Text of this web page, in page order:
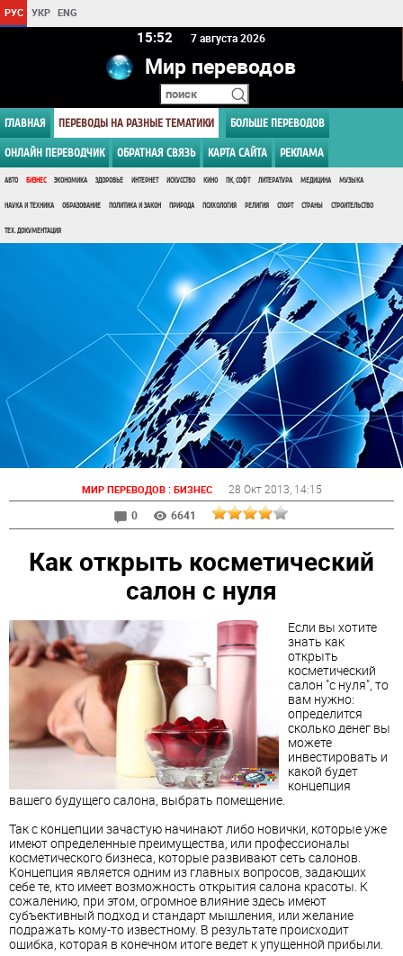
РУС УКР ENG
15 52 7 августа 2026
Мир переводов
ГЛАВНАЯ ПЕРЕВОДЫ НА РАЗНЫЕ ТЕМАТИКИ БОЛЬШЕ ПЕРЕВОДОВ
ОНЛАЙН ПЕРЕВОДЧИК ОБРАТНАЯ СВЯЗЬ КАРТА САЙТА РЕКЛАМА
АВТО БИЗНЕС ЭКОНОМИКА ЗДОРОВЬЕ ИНТЕРНЕТ ИСКУССТВО КИНО ПК, СОФТ ЛИТЕРАТУРА МЕДИЦИНА МУЗЫКА
НАУКА И ТЕХНИКА ОБРАЗОВАНИЕ ПОЛИТИКА И ЗАКОН ПРИРОДА ПСИХОЛОГИЯ РЕЛИГИЯ СПОРТ СТРАНЫ СТРОИТЕЛЬСТВО
ТЕХ. ДОКУМЕНТАЦИЯ
МИР ПЕРЕВОДОВ: БИЗНЕС 28 Окт 2013 , 14:15
0
6641
Как открыть косметический
салон с нуля
Если вы хотите
знать как
открыть
косметический
салон "с нуля", то
вам нужно:
определится
сколько денег вы
можете
инвестировать и
какой будет
концепция
вашего будущего салона, выбрать помещение.
Так с концепции зачастую начинают либо новички, которые уже
имеют определенные преимущества, или профессионалы
косметического бизнеса, которые развивают сеть салонов.
Концепция является одним из главных вопросов, задающих
себе те, кто имеет возможность открытия салона красоты. К
сожалению, при этом, огромное влияние здесь имеют
субъективный подход и стандарт мышления, или желание
подражать кому-то известному. В результате происходит
ошибка, которая в конечном итоге ведет к упущенной прибыли.